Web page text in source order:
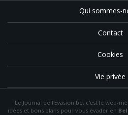
Qui sommes-
Contact
Cookies
Vie privée
Le Journal de l'Evasion.be, c'est le web-
idées et bons plans pour vous évader en